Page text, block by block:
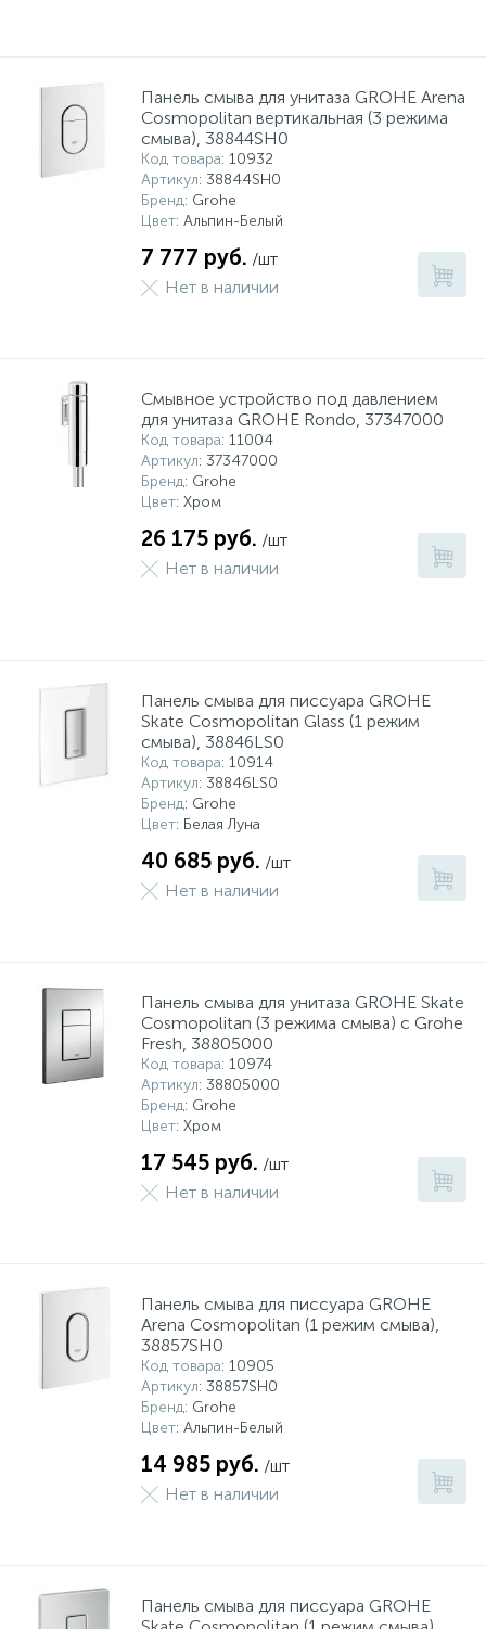
Панель смыва для унитаза GROHE Arena
Cosmopolitan вертикальная (3 режима
смыва), 38844SH0
Код товара: 10932
Артикул: 38844SH0
Бренд: Grohe
Цвет: Альпин-Белый
7 777 руб. /шт
Нет в наличии
Смывное устройство под давлением
для унитаза GROHE Rondo, 37347000
Код товара: 11004
Артикул: 37347000
Бренд: Grohe
Цвет: Хром
26 175 руб. /шт
Нет в наличии
Панель смыва для писсуара GROHE
Skate Cosmopolitan Glass (1 режим
смыва), 38846LS0
Код товара: 10914
Артикул: 38846LS0
Бренд: Grohe
Цвет: Белая Луна
40 685 руб. /шт
Нет в наличии
Панель смыва для унитаза GROHE Skate
Cosmopolitan (3 режима смыва) с Grohe
Fresh, 38805000
Код товара: 10974
Артикул: 38805000
Бренд: Grohe
Цвет: Хром
17 545 руб. /шт
Нет в наличии
Панель смыва для писсуара GROHE
Arena Cosmopolitan (1 режим смыва),
38857SH0
Код товара: 10905
Артикул: 38857SH0
Бренд: Grohe
Цвет: Альпин-Белый
14 985 руб. /шт
Нет в наличии
Панель смыва для писсуара GROHE